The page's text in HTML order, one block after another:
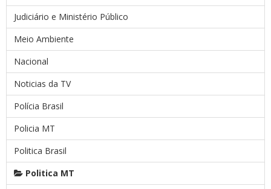
Judiciário e Ministério Público
Meio Ambiente
Nacional
Noticias da TV
Polícia Brasil
Policia MT
Politica Brasil
Politica MT